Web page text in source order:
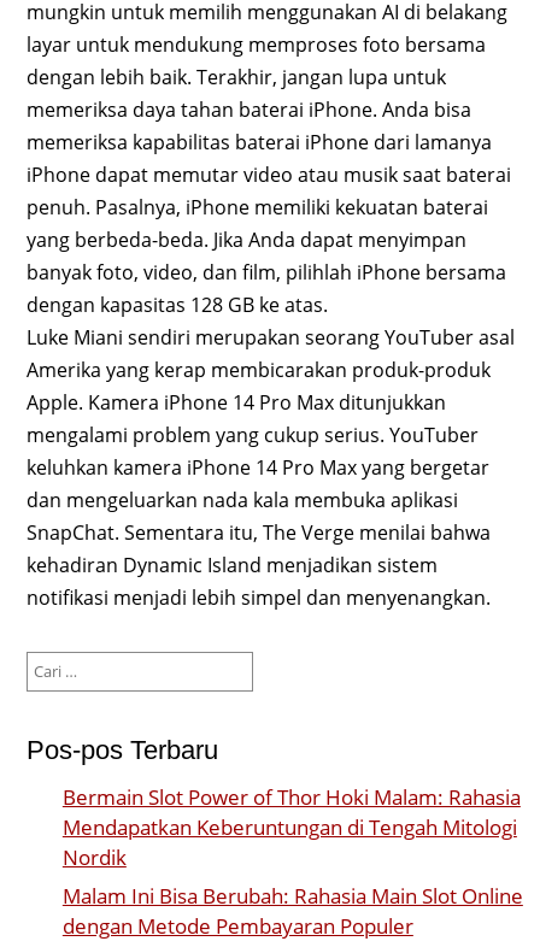
mungkin untuk memilih menggunakan AI di belakang
layar untuk mendukung memproses foto bersama
dengan lebih baik. Terakhir, jangan lupa untuk
memeriksa daya tahan baterai iPhone. Anda bisa
memeriksa kapabilitas baterai iPhone dari lamanya
iPhone dapat memutar video atau musik saat baterai
penuh. Pasalnya, iPhone memiliki kekuatan baterai
yang berbeda-beda. Jika Anda dapat menyimpan
banyak foto, video, dan film, pilihlah iPhone bersama
dengan kapasitas 128 GB ke atas.
Luke Miani sendiri merupakan seorang YouTuber asal
Amerika yang kerap membicarakan produk-produk
Apple. Kamera iPhone 14 Pro Max ditunjukkan
mengalami problem yang cukup serius. YouTuber
keluhkan kamera iPhone 14 Pro Max yang bergetar
dan mengeluarkan nada kala membuka aplikasi
SnapChat. Sementara itu, The Verge menilai bahwa
kehadiran Dynamic Island menjadikan sistem
notifikasi menjadi lebih simpel dan menyenangkan.
untuk:
Pos-pos Terbaru
Bermain Slot Power of Thor Hoki Malam: Rahasia
Mendapatkan Keberuntungan di Tengah Mitologi
Nordik
Malam Ini Bisa Berubah: Rahasia Main Slot Online
dengan Metode Pembayaran Populer